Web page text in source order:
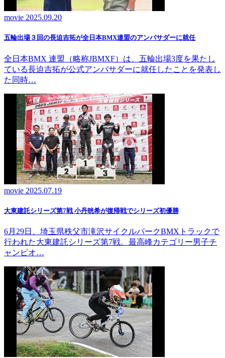
movie 2025.09.20
五輪出場３回の長迫吉拓が全日本BMX連盟のアンバサダーに就任
全日本BMX 連盟（略称JBMXF）は、五輪出場3度を果たし
ている長迫吉拓が公式アンバサダーに就任したことを発表し
た同時…
movie 2025.07.19
大東建託シリーズ第7戦 ⼩丹晄希が復帰戦でシリーズ初優勝
6月29日、埼玉県秩父市滝沢サイクルパークBMXトラックで
行われた大東建託シリーズ第7戦。最高峰カテゴリー男子チ
ャンピオ…